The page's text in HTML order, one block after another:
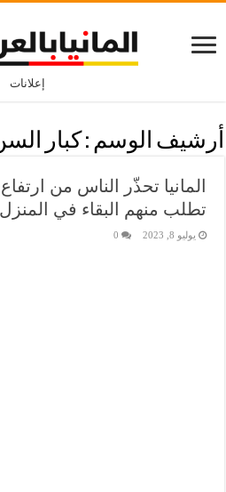
إعلانات
أرشيف الوسم : كبار
المانيا تحذّر الناس من
تطلب منهم البقاء في المنزل
يوليو 8, 2023 0